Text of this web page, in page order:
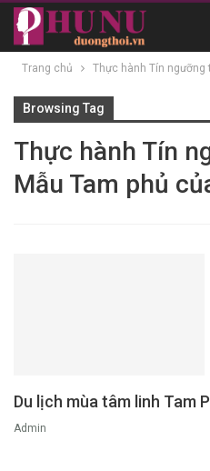
Trang chủ Thực hành Tín ngưỡng
Browsing Tag
Thực hành Tín
Mẫu Tam phủ
Du lịch mùa tâm linh Tam
Admin